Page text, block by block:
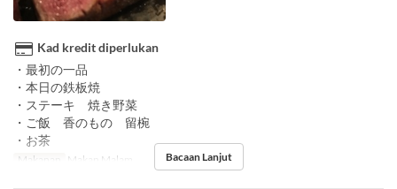
Kad kredit diperlukan
・最初の一品
・本日の鉄板焼
・ステーキ 焼き野菜
・ご飯 香のもの 留椀
・お茶
Makanan Makan Malam Bacaan Lanjut